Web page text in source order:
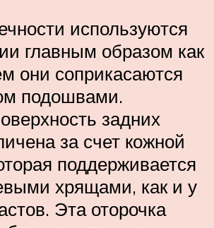
используются
главным образом как
они соприкасаются
подошвами.
задних
за счет кожной
поддерживается
хрящами, как и у
Эта оторочка